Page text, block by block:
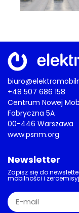
+48 507 686 158
Centrum Nowej
Fabryczna 5A
00-446 Warszawa
www.psnm.org
Newsletter
Zapisz się do
mobilności i